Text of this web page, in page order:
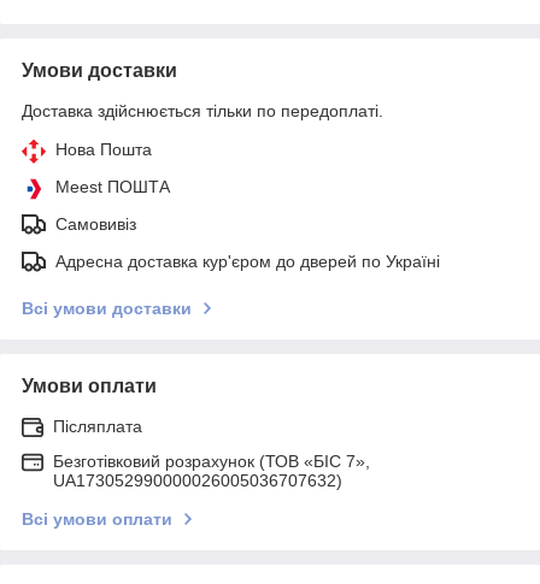
Умови доставки
Доставка здійснюється тільки по передоплаті.
Нова Пошта
Meest ПОШТА
Самовивіз
Адресна доставка кур'єром до дверей по Україні
Всі умови доставки
Умови оплати
Післяплата
Безготівковий розрахунок (ТОВ «БІС 7»,
UA173052990000026005036707632)
Всі умови оплати